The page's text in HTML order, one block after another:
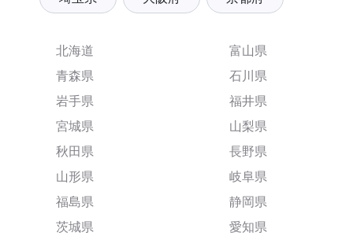
北海道
青森県
岩手県
宮城県
秋田県
山形県
福島県
茨城県
富山県
石川県
福井県
山梨県
長野県
岐阜県
静岡県
愛知県